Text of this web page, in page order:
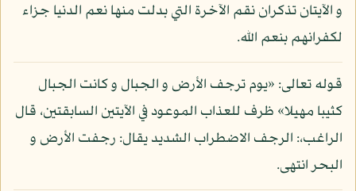
و الآيتان تذكران نقم الآخرة التي بدلت منها نعم الدنيا جزاء
لكفرانهم بنعم الله.
قوله تعالى: «يوم ترجف الأرض و الجبال و كانت الجبال
كثيبا مهيلا» ظرف للعذاب الموعود في الآيتين السابقتين، قال
الراغب،: الرجف الاضطراب الشديد يقال: رجفت الأرض و
البحر انتهى.